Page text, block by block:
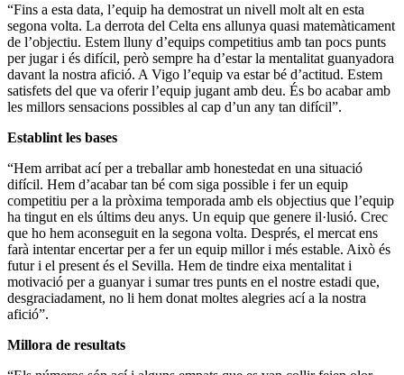
“Fins a esta data, l’equip ha demostrat un nivell molt alt en esta
segona volta. La derrota del Celta ens allunya quasi matemàticament
de l’objectiu. Estem lluny d’equips competitius amb tan pocs punts
per jugar i és difícil, però sempre ha d’estar la mentalitat guanyadora
davant la nostra afició. A Vigo l’equip va estar bé d’actitud. Estem
satisfets del que va oferir l’equip jugant amb deu. És bo acabar amb
les millors sensacions possibles al cap d’un any tan difícil”.
Establint les bases
“Hem arribat ací per a treballar amb honestedat en una situació
difícil. Hem d’acabar tan bé com siga possible i fer un equip
competitiu per a la pròxima temporada amb els objectius que l’equip
ha tingut en els últims deu anys. Un equip que genere il·lusió. Crec
que ho hem aconseguit en la segona volta. Després, el mercat ens
farà intentar encertar per a fer un equip millor i més estable. Això és
futur i el present és el Sevilla. Hem de tindre eixa mentalitat i
motivació per a guanyar i sumar tres punts en el nostre estadi que,
desgraciadament, no li hem donat moltes alegries ací a la nostra
afició”.
Millora de resultats